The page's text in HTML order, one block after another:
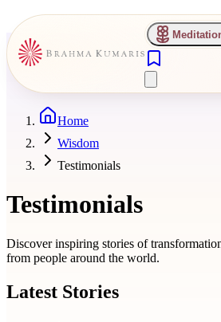
Home
Wisdom
Testimonials
Testimonials
Discover inspiring stories of
from people around the world.
Latest Stories